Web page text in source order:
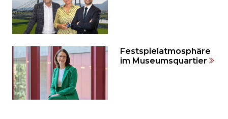
Festspielatmosphäre
im Museumsquartier